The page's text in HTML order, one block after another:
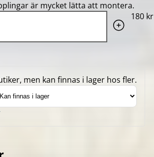
är mycket lätta att montera.
180 kr
men kan finnas i lager hos fler.